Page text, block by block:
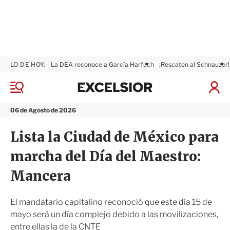
M
n
06 de Agosto de 2026
LO DE HOY: La DEA reconoce a García Harfuch ¡Rescaten al Schnauzer!
I
a
x
s
i
o
r
Lista la Ciudad de México para
marcha del Día del Maestro:
Mancera
El mandatario capitalino reconoció que este día 15 de
mayo será un día complejo debido a las movilizaciones,
entre ellas la de la CNTE